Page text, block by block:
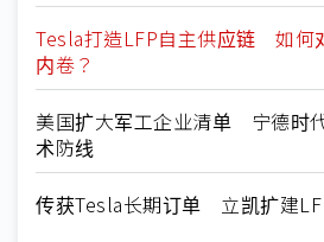
Tesla打造LFP自主供应链 如何
内卷？
美国扩大军工企业清单 宁德时
术防线
传获Tesla长期订单 立凯扩建